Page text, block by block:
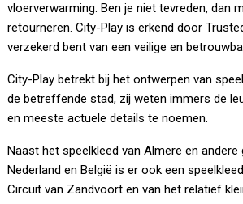
vloerverwarming. Ben je niet tevreden, dan
retourneren. City-Play is erkend door
verzekerd bent van een veilige en
City-Play betrekt bij het ontwerpen van
de betreffende stad, zij weten immers de
en meeste actuele details te noemen.
Naast het speelkleed van Almere en
Nederland en België is er ook een
Circuit van Zandvoort en van het relatief